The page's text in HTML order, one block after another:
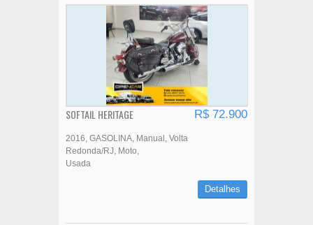
SOFTAIL HERITAGE R$ 72.900
2016 GASOLINA Manual
Volta
Redonda/RJ
Moto
Usada
Detalhes